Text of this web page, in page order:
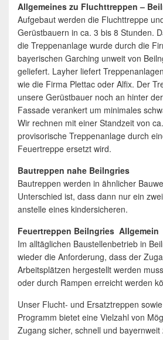
Allgemeines zu Fluchttreppen –
Aufgebaut werden die Fluchttreppe
Gerüstbauern in ca. 3 bis 8 Stunden.
die Treppenanlage wurde durch die
bayerischen Garching unweit von
geliefert. Layher liefert
wie die Firma Plettac oder Alfix. Der
unsere Gerüstbauer noch an hinter
Fassade verankert um minimales
Wir rechnen mit einer Standzeit von
provisorische Treppenanlage durch
Feuertreppe ersetzt wird.
Bautreppen nahe Beilngries
Bautreppen werden in ähnlicher
Unterschied ist, dass dann nur ein
anstelle eines kindersicheren.
Feuertreppen Beilngries Allgemein
Im alltäglichen Baustellenbetrieb in
wieder die Anforderung, dass der
Arbeitsplätzen hergestellt werden
oder durch Rampen erreicht werden
Unser Flucht- und Ersatztreppen
Programm bietet eine Vielzahl von
Zugang sicher, schnell und bayernweit